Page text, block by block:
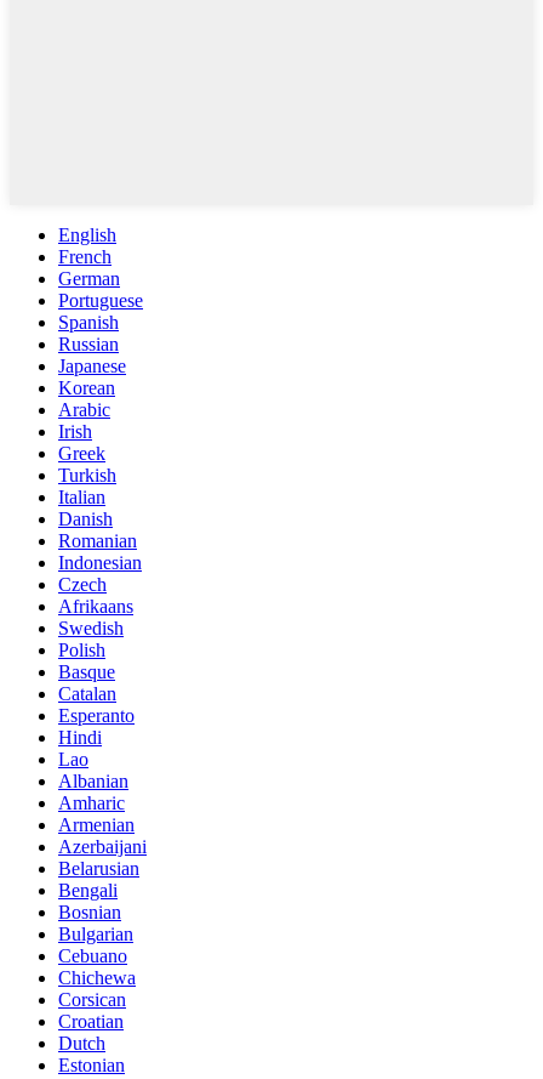
English
French
German
Portuguese
Spanish
Russian
Japanese
Korean
Arabic
Irish
Greek
Turkish
Italian
Danish
Romanian
Indonesian
Czech
Afrikaans
Swedish
Polish
Basque
Catalan
Esperanto
Hindi
Lao
Albanian
Amharic
Armenian
Azerbaijani
Belarusian
Bengali
Bosnian
Bulgarian
Cebuano
Chichewa
Corsican
Croatian
Dutch
Estonian